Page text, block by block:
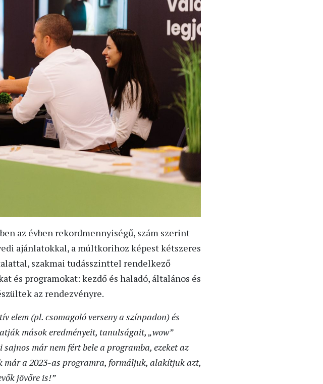
az évben rekordmennyiségű, szám szerint
ajánlatokkal, a múltkorihoz képest kétszeres
szakmai tudásszinttel rendelkező
és programokat: kezdő és haladó, általános és
az rendezvényre.
elem (pl. csomagoló verseny a színpadon) és
mások eredményeit, tanulságait, „wow”
már nem fért bele a programba, ezeket az
már a 2023-as programra, formáljuk, alakítjuk azt,
jövőre is!”